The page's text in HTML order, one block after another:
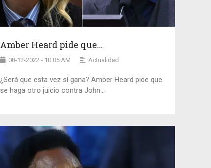
Amber Heard pide que...
08-12-2022 - 10:05 AM Actualidad
¿Será que esta vez sí gana? Amber Heard pide que
se haga otro juicio contra John...